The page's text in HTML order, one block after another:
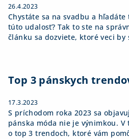
26.4.2023
Chystáte sa na svadbu a
túto udalosť? Tak to ste na
článku sa dozviete, ktoré veci by
Top 3 pánskych
17.3.2023
S príchodom roka 2023 sa
pánska móda nie je výnimkou.
o top 3 trendoch, ktoré vám